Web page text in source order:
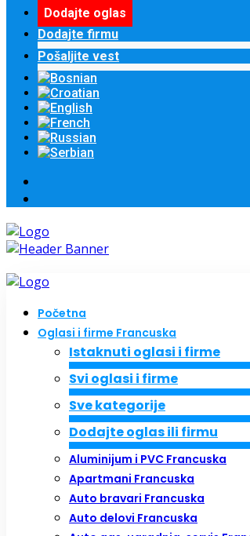
Dodajte oglas
Dodajte firmu
Pošaljite vest
Početna
Oglasi i firme Francuska
Istaknuti oglasi i firme
Svi oglasi i firme
Sve kategorije
Dodajte oglas ili firmu
Aluminijum i PVC Francuska
Apartmani Francuska
Auto bravari Francuska
Auto delovi Francuska